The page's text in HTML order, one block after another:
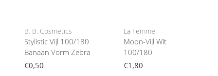
B. B. Cosmetics
Stylistic Vijl 100/180
Banaan Vorm Zebra
€0,50
La Femme
Moon-Vijl Wit
100/180
€1,80